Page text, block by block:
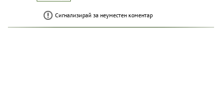
Сигнализирай за неуместен коментар